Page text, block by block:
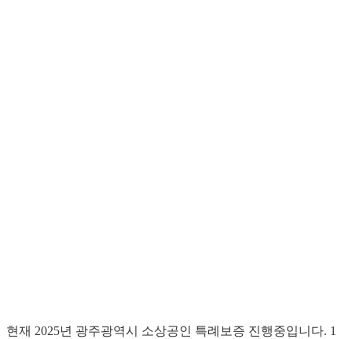
현재 2025년 광주광역시 소상공인 특례보증 진행중입니다. 1